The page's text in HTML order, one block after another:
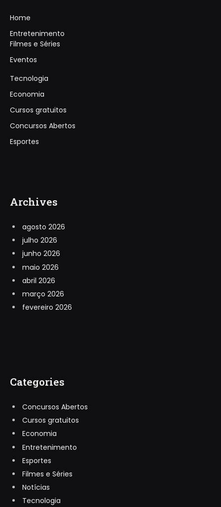
Home
Entretenimento
Filmes e Séries
Eventos
Tecnologia
Economia
Cursos gratuitos
Concursos Abertos
Esportes
Archives
agosto 2026
julho 2026
junho 2026
maio 2026
abril 2026
março 2026
fevereiro 2026
Categories
Concursos Abertos
Cursos gratuitos
Economia
Entretenimento
Esportes
Filmes e Séries
Notícias
Tecnologia